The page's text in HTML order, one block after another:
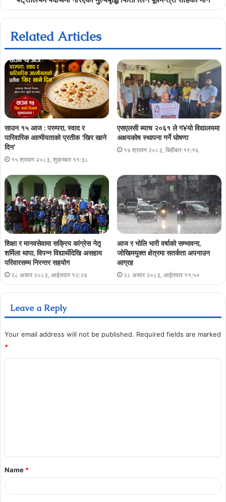
Related Articles
साउन १५ आज : परम्परा, स्वाद र
पारिवारिक आत्मीयताको प्रतीक ‘खिर खाने
दिन’
१५ श्रावण २०८३, शुक्रबार ११:३८
एसएलसी ब्याच २०६१ ले ग¥यो विद्यालयमा
अक्षयकोष स्थापना गर्ने घोषणा
१४ श्रावण २०८३, बिहीबार १९:१६
शिक्षा र मानवसेवामा सक्रिय कांग्रेस नेतृ
शर्मिला थापा, विपन्न विद्यार्थीदेखि असहाय
परिवारसम्म निरन्तर सहयोग
२८ असार २०८३, आईतवार १२:२४
आज र भोलि भारी वर्षाको सम्भावना,
जोखिमयुक्त क्षेत्रमा सतर्कता अपनाउन
आग्रह
२८ असार २०८३, आईतवार ११:५०
Leave a Reply
Your email address will not be published. Required fields are marked
*
Name *